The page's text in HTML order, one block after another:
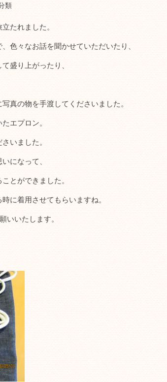
類
たれました。
色々なお話を聞かせていただいたり、
盛り上がったり、
真の物を手渡してくださいました。
エプロン。
いました。
になって、
とができました。
に着用させてもらいますね。
いいたします。